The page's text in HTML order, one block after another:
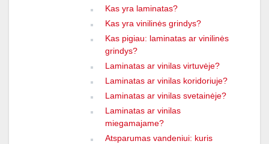
Kas yra laminatas?
Kas yra vinilinės grindys?
Kas pigiau: laminatas ar vinilinės
grindys?
Laminatas ar vinilas virtuvėje?
Laminatas ar vinilas koridoriuje?
Laminatas ar vinilas svetainėje?
Laminatas ar vinilas
miegamajame?
Atsparumas vandeniui: kuris